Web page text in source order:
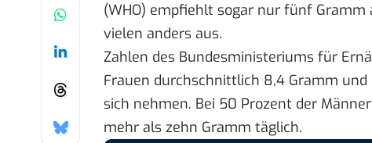
(WHO) empfiehlt sogar nur fünf Gramm
vielen anders aus.
Zahlen des Bundesministeriums für
Frauen durchschnittlich 8,4 Gramm
sich nehmen. Bei 50 Prozent der
mehr als zehn Gramm täglich.